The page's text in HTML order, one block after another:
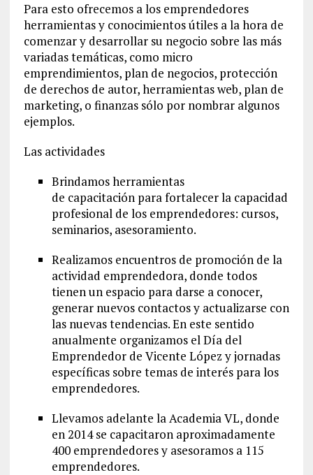
Para esto ofrecemos a los emprendedores
herramientas y conocimientos útiles a la hora de
comenzar y desarrollar su negocio sobre las más
variadas temáticas, como micro
emprendimientos, plan de negocios, protección
de derechos de autor, herramientas web, plan de
marketing, o finanzas sólo por nombrar algunos
ejemplos.
Las actividades
Brindamos herramientas
de capacitación para fortalecer la capacidad
profesional de los emprendedores: cursos,
seminarios, asesoramiento.
Realizamos encuentros de promoción de la
actividad emprendedora, donde todos
tienen un espacio para darse a conocer,
generar nuevos contactos y actualizarse con
las nuevas tendencias. En este sentido
anualmente organizamos el Día del
Emprendedor de Vicente López y jornadas
específicas sobre temas de interés para los
emprendedores.
Llevamos adelante la Academia VL, donde
en 2014 se capacitaron aproximadamente
400 emprendedores y asesoramos a 115
emprendedores.